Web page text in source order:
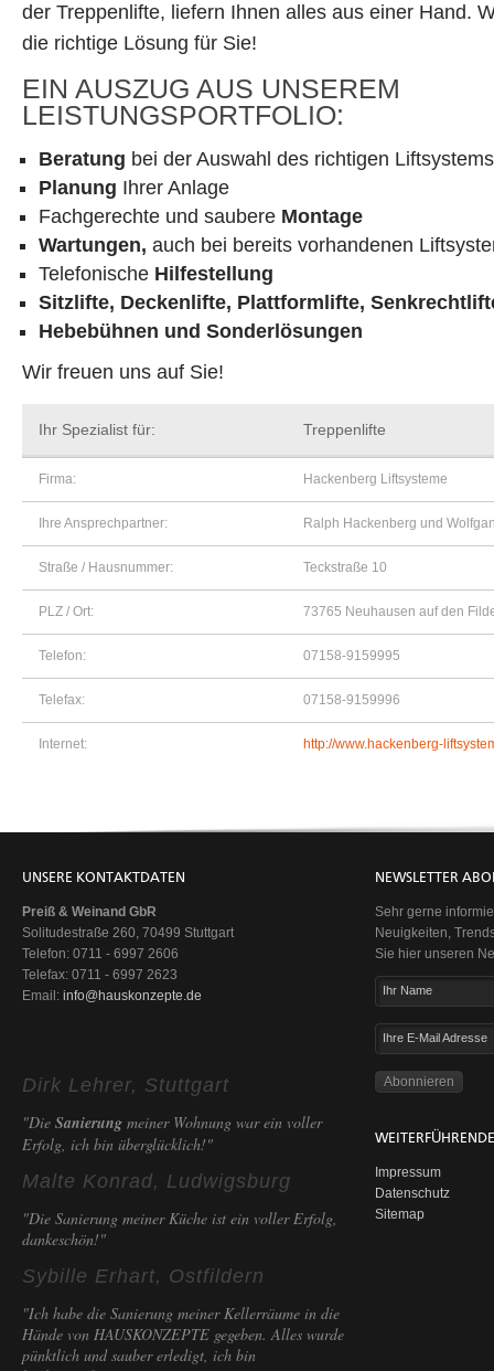
der Treppenlifte, liefern Ihnen alles aus einer Hand.
die richtige Lösung für Sie!
EIN AUSZUG AUS UNSEREM
LEISTUNGSPORTFOLIO:
Beratung bei der Auswahl des richtigen Liftsystems
Planung Ihrer Anlage
Fachgerechte und saubere Montage
Wartungen, auch bei bereits vorhandenen
Telefonische Hilfestellung
Sitzlifte, Deckenlifte, Plattformlifte,
Hebebühnen und Sonderlösungen
Wir freuen uns auf Sie!
Ihr Spezialist für: Treppenlifte
Firma: Hackenberg Liftsysteme
Ihre Ansprechpartner: Ralph Hackenberg und
Straße / Hausnummer: Teckstraße 10
PLZ / Ort: 73765 Neuhausen auf den
Telefon: 07158-9159995
Telefax: 07158-9159996
Internet: http://www.hackenberg-
UNSERE KONTAKTDATEN
Preiß & Weinand GbR
Solitudestraße 260, 70499 Stuttgart
Telefon: 0711 - 6997 2606
Telefax: 0711 - 6997 2623
Email: info@hauskonzepte.de
Dirk Lehrer, Stuttgart
"Die Sanierung meiner Wohnung war ein voller
Erfolg, ich bin überglücklich!"
Malte Konrad, Ludwigsburg
"Die Sanierung meiner Küche ist ein voller Erfolg,
dankeschön!"
Sybille Erhart, Ostfildern
"Ich habe die Sanierung meiner Kellerräume in die
Hände von HAUSKONZEPTE gegeben. Alles wurde
pünktlich und sauber erledigt, ich bin
NEWSLETTER
Sehr gerne
Neuigkeiten,
Sie hier unseren
Ihr Name
Ihre E-Mail Adresse
Impressum
Datenschutz
Sitemap